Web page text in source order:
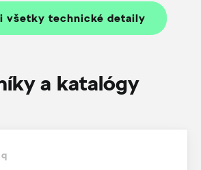
všetky technické detaily
a katalógy